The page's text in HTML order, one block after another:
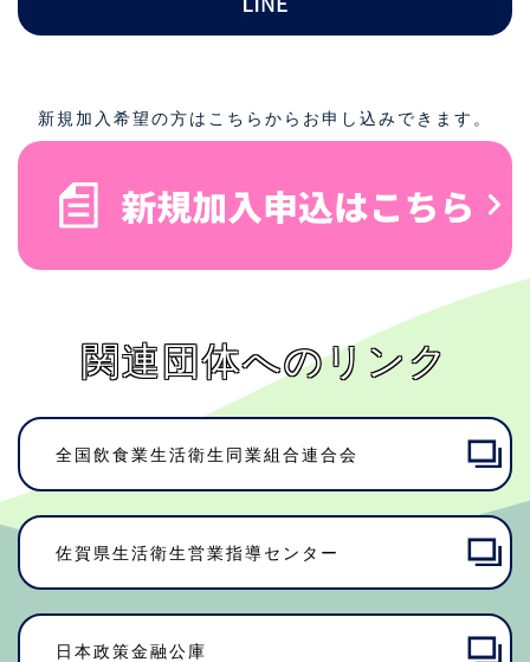
新規加入希望の方はこちらからお申し込みできます。
関連団体へのリンク
全国飲食業生活衛生同業組合連合会
佐賀県⽣活衛⽣営業指導センター
日本政策金融公庫